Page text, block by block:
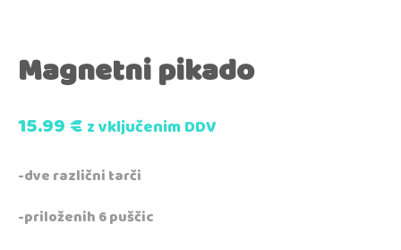
Magnetni pikado
15.99€z vključenim DDV
-dve različni tarči
-priloženih 6 puščic